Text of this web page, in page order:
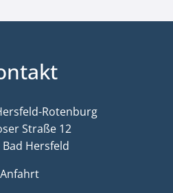
Rotenburg
Straße 12
Bad Hersfeld
Anfahrt